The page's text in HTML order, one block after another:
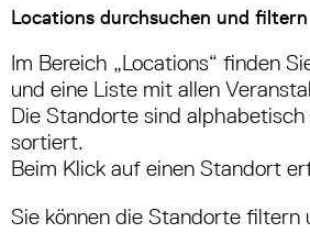
Locations durchsuchen und filtern
Im Bereich „Locations“ finden
und eine Liste mit allen
Die Standorte sind
sortiert.
Beim Klick auf einen Standort
Sie können die Standorte filtern